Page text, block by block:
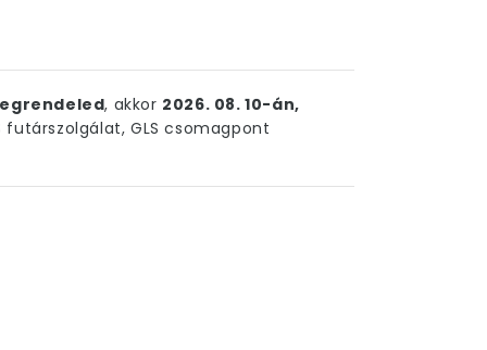
, akkor 2026. 08. 10-án,
futárszolgálat, GLS csomagpont